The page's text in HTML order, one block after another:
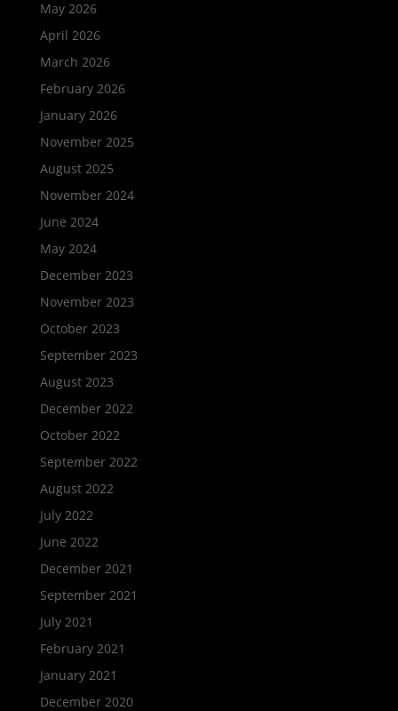
May 2026
April 2026
March 2026
February 2026
January 2026
November 2025
August 2025
November 2024
June 2024
May 2024
December 2023
November 2023
October 2023
September 2023
August 2023
December 2022
October 2022
September 2022
August 2022
July 2022
June 2022
December 2021
September 2021
July 2021
February 2021
January 2021
December 2020